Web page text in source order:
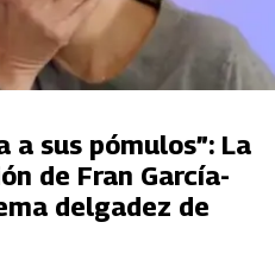
a sus pómulos”: La
de Fran García-
delgadez de